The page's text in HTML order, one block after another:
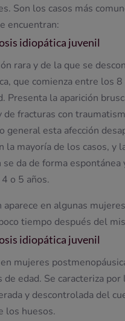
Son los casos más
encuentran:
idiopática juvenil
rara y de la que se
que comienza entre los
Presenta la aparición
de fracturas con
general esta afección
la mayoría de los casos, y
se da de forma espontánea
o 5 años.
aparece en algunas
tiempo después del
idiopática juvenil
mujeres
edad. Se caracteriza por
y descontrolada del
los huesos.